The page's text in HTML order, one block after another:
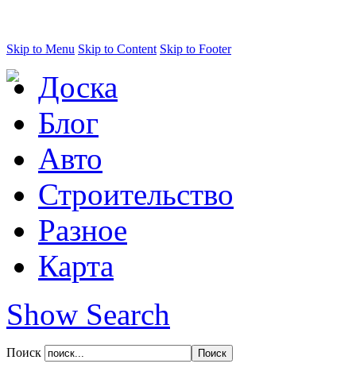
Skip to Menu Skip to Content Skip to Footer
Доска
Блог
Авто
Строительство
Разное
Карта
Show Search
Поиск